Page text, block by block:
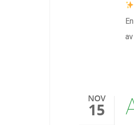
NOV
15